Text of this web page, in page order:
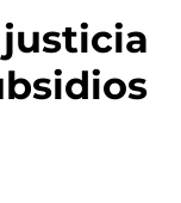
justicia